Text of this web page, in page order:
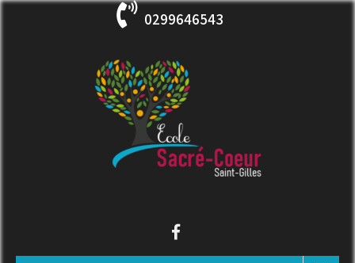
Skip
0299646543
ECOLE SACRE COEUR